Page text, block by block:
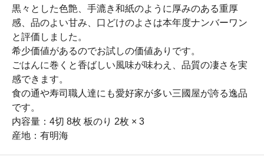
黒々とした色艶、手漉き和紙のように厚みのある重厚
感、品のよい甘み、口どけのよさは本年度ナンバーワン
と評価しました。
希少価値があるのでお試しの価値ありです。
ごはんに巻くと香ばしい風味が味わえ、品質の凄さを実
感できます。
食の通や寿司職人達にも愛好家が多い三國屋が誇る逸品
です。
内容量：4切 8枚 板のり 2枚 × 3
産地：有明海